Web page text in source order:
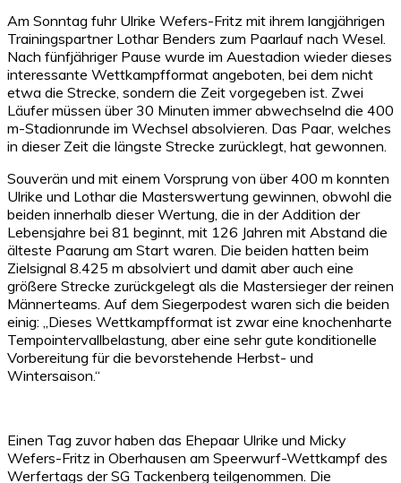
Am Sonntag fuhr Ulrike Wefers-Fritz mit ihrem langjährigen
Trainingspartner Lothar Benders zum Paarlauf nach Wesel.
Nach fünfjähriger Pause wurde im Auestadion wieder dieses
interessante Wettkampfformat angeboten, bei dem nicht
etwa die Strecke, sondern die Zeit vorgegeben ist. Zwei
Läufer müssen über 30 Minuten immer abwechselnd die 400
m-Stadionrunde im Wechsel absolvieren. Das Paar, welches
in dieser Zeit die längste Strecke zurücklegt, hat gewonnen.
Souverän und mit einem Vorsprung von über 400 m konnten
Ulrike und Lothar die Masterswertung gewinnen, obwohl die
beiden innerhalb dieser Wertung, die in der Addition der
Lebensjahre bei 81 beginnt, mit 126 Jahren mit Abstand die
älteste Paarung am Start waren. Die beiden hatten beim
Zielsignal 8.425 m absolviert und damit aber auch eine
größere Strecke zurückgelegt als die Mastersieger der reinen
Männerteams. Auf dem Siegerpodest waren sich die beiden
einig: „Dieses Wettkampfformat ist zwar eine knochenharte
Tempointervallbelastung, aber eine sehr gute konditionelle
Vorbereitung für die bevorstehende Herbst- und
Wintersaison.“
Einen Tag zuvor haben das Ehepaar Ulrike und Micky
Wefers-Fritz in Oberhausen am Speerwurf-Wettkampf des
Werfertags der SG Tackenberg teilgenommen. Die